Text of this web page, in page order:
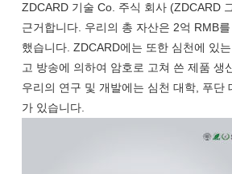
ZDCARD 기술 Co. 주식 회사 (ZDCARD
근거합니다. 우리의 총 자산은 2억 RMB
했습니다. ZDCARD에는 또한 심천에 있
고 방송에 의하여 암호로 고쳐 쓴 제품
우리의 연구 및 개발에는 심천 대학, 푸
가 있습니다.